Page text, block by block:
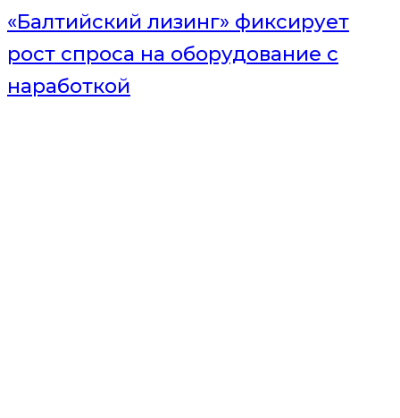
«Балтийский лизинг» фиксирует
рост спроса на оборудование с
наработкой